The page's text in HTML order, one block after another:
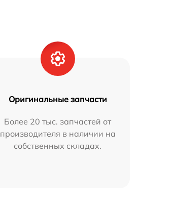
Оригинальные запчасти
Более 20 тыс. запчастей от
производителя в наличии на
собственных складах.